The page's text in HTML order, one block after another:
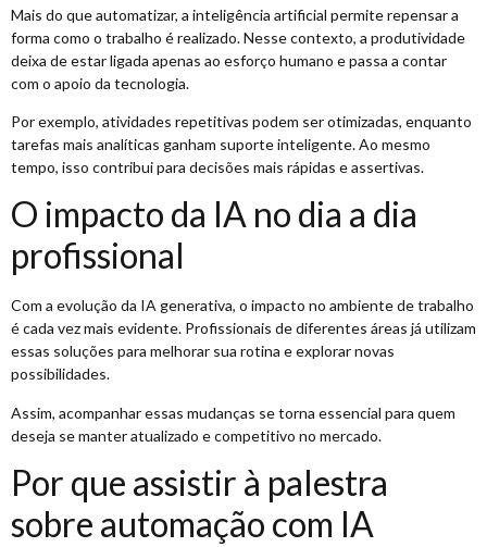
Mais do que automatizar, a inteligência artificial permite repensar a
forma como o trabalho é realizado. Nesse contexto, a produtividade
deixa de estar ligada apenas ao esforço humano e passa a contar
com o apoio da tecnologia.
Por exemplo, atividades repetitivas podem ser otimizadas, enquanto
tarefas mais analíticas ganham suporte inteligente. Ao mesmo
tempo, isso contribui para decisões mais rápidas e assertivas.
O impacto da IA no dia a dia
profissional
Com a evolução da IA generativa, o impacto no ambiente de trabalho
é cada vez mais evidente. Profissionais de diferentes áreas já utilizam
essas soluções para melhorar sua rotina e explorar novas
possibilidades.
Assim, acompanhar essas mudanças se torna essencial para quem
deseja se manter atualizado e competitivo no mercado.
Por que assistir à palestra
sobre automação com IA